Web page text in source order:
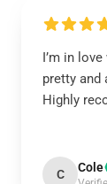
I’m in
pretty and
Highly
C Cole